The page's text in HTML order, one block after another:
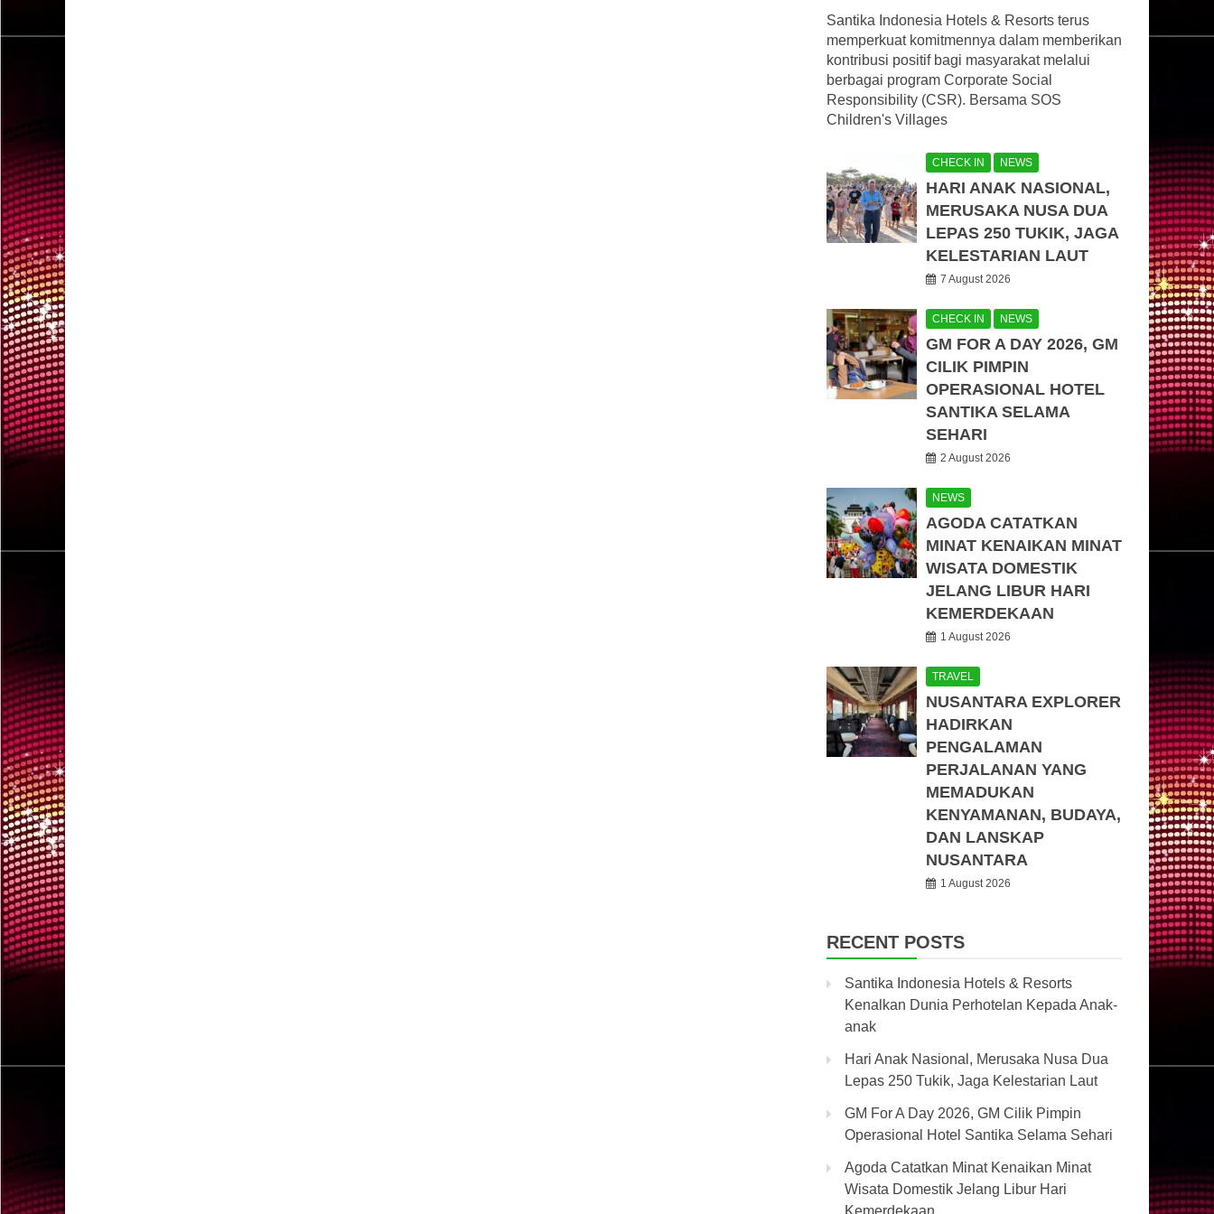
Santika Indonesia Hotels & Resorts terus
memperkuat komitmennya dalam memberikan
kontribusi positif bagi masyarakat melalui
berbagai program Corporate Social
Responsibility (CSR). Bersama SOS
Children's Villages
CHECK IN NEWS
HARI ANAK NASIONAL,
MERUSAKA NUSA DUA
LEPAS 250 TUKIK, JAGA
KELESTARIAN LAUT
7 August 2026
CHECK IN NEWS
GM FOR A DAY 2026, GM
CILIK PIMPIN
OPERASIONAL HOTEL
SANTIKA SELAMA
SEHARI
2 August 2026
NEWS
AGODA CATATKAN
MINAT KENAIKAN MINAT
WISATA DOMESTIK
JELANG LIBUR HARI
KEMERDEKAAN
1 August 2026
TRAVEL
NUSANTARA EXPLORER
HADIRKAN
PENGALAMAN
PERJALANAN YANG
MEMADUKAN
KENYAMANAN, BUDAYA,
DAN LANSKAP
NUSANTARA
1 August 2026
RECENT POSTS
Santika Indonesia Hotels & Resorts
Kenalkan Dunia Perhotelan Kepada Anak-
anak
Hari Anak Nasional, Merusaka Nusa Dua
Lepas 250 Tukik, Jaga Kelestarian Laut
GM For A Day 2026, GM Cilik Pimpin
Operasional Hotel Santika Selama Sehari
Agoda Catatkan Minat Kenaikan Minat
Wisata Domestik Jelang Libur Hari